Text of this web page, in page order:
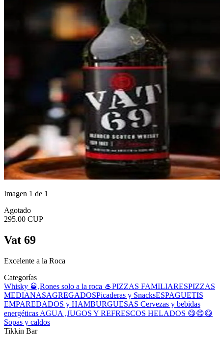
Imagen 1 de 1
Agotado
295.00 CUP
Vat 69
Excelente a la Roca
Categorías
Whisky 🥃,Rones solo a la roca 🥌PIZZAS FAMILIARESPIZZAS
MEDIANASAGREGADOSPicaderas y SnacksESPAGUETIS
EMPAREDADOS y HAMBURGUESAS Cervezas y bebidas
energéticas AGUA ,JUGOS Y REFRESCOS HELADOS 😋😋😋
Sopas y caldos
Tikkin Bar